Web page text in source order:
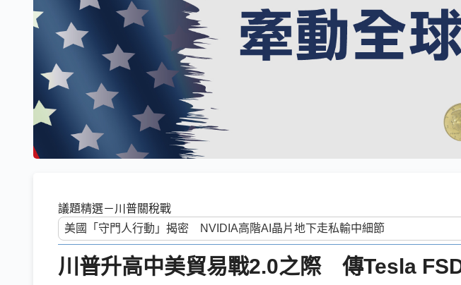
議題精選－川普關稅戰
川普升高中美貿易戰2.0之際 傳Tesla